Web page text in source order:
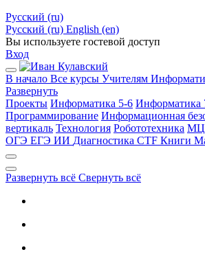
Русский ‎(ru)‎
Русский ‎(ru)‎ English ‎(en)‎
Вы используете гостевой доступ
Вход
В начало Все курсы Учителям
Развернуть
Проекты Информатика 5-6 Информатика
Программирование Информационная
вертикаль Технология Робототехника
ОГЭ ЕГЭ ИИ Диагностика CTF Книги
Развернуть всё Свернуть всё